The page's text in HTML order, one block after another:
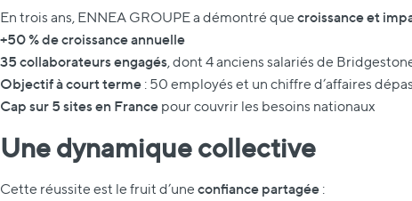
En trois ans, ENNEA GROUPE a démontré que croissance et
+50 % de croissance annuelle
35 collaborateurs engagés, dont 4 anciens salariés de
Objectif à court terme : 50 employés et un chiffre d’affaires
Cap sur 5 sites en France pour couvrir les besoins nationaux
Une dynamique collective
Cette réussite est le fruit d’une confiance partagée :